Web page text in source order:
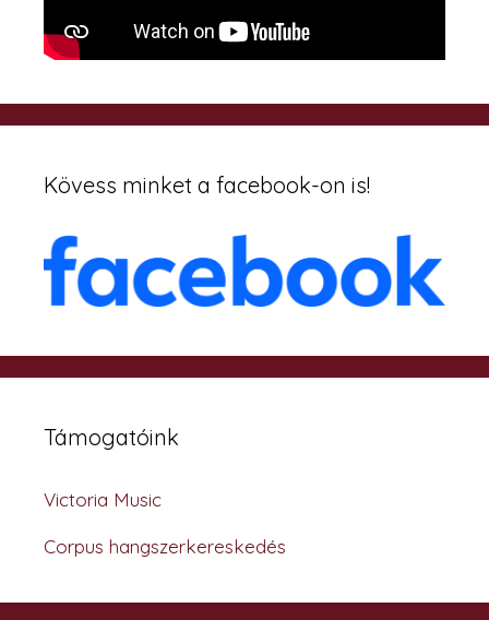
Kövess minket a facebook-on is!
Támogatóink
Victoria Music
Corpus hangszerkereskedés